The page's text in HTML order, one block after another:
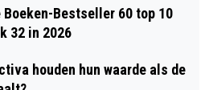
Boeken-Bestseller 60 top 10
32 in 2026
houden hun waarde als de